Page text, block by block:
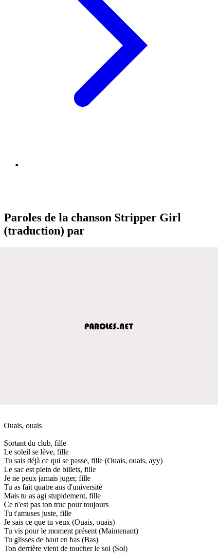
Paroles de la chanson Stripper Girl
(traduction) par
Ouais, ouais
Sortant du club, fille
Le soleil se lève, fille
Tu sais déjà ce qui se passe, fille (Ouais, ouais, ayy)
Le sac est plein de billets, fille
Je ne peux jamais juger, fille
Tu as fait quatre ans d'université
Mais tu as agi stupidement, fille
Ce n'est pas ton truc pour toujours
Tu t'amuses juste, fille
Je sais ce que tu veux (Ouais, ouais)
Tu vis pour le moment présent (Maintenant)
Tu glisses de haut en bas (Bas)
Ton derrière vient de toucher le sol (Sol)